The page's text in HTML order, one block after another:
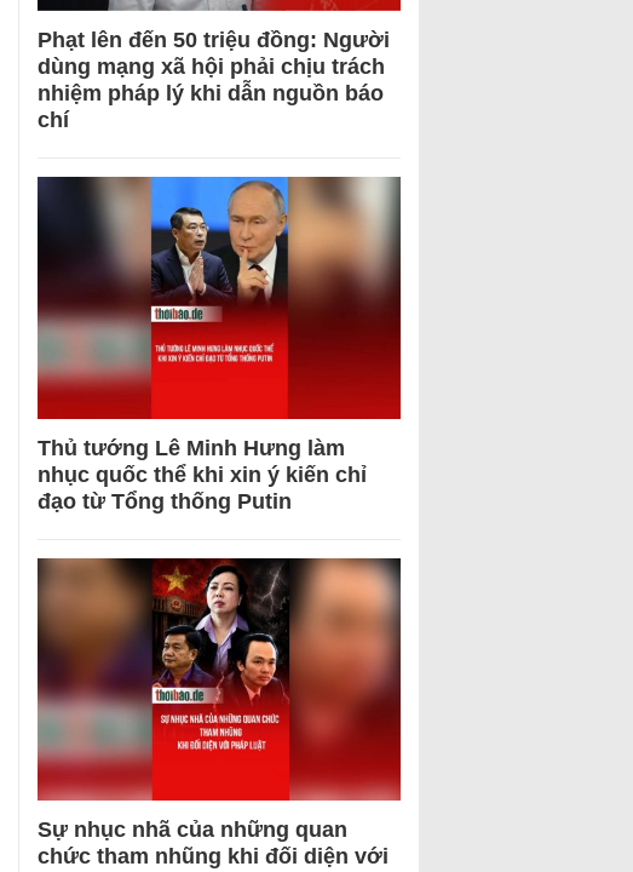
Phạt lên đến 50 triệu đồng: Người
dùng mạng xã hội phải chịu trách
nhiệm pháp lý khi dẫn nguồn báo
chí
Thủ tướng Lê Minh Hưng làm
nhục quốc thể khi xin ý kiến chỉ
đạo từ Tổng thống Putin
Sự nhục nhã của những quan
chức tham nhũng khi đối diện với